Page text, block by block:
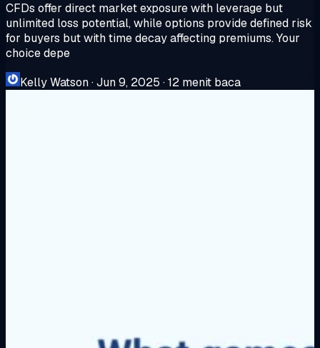
CFDs offer direct market exposure with leverage but
unlimited loss potential, while options provide defined risk
for buyers but with time decay affecting premiums. Your
choice depe
Kelly Watson·Jun 9, 2025 ·12 menit baca